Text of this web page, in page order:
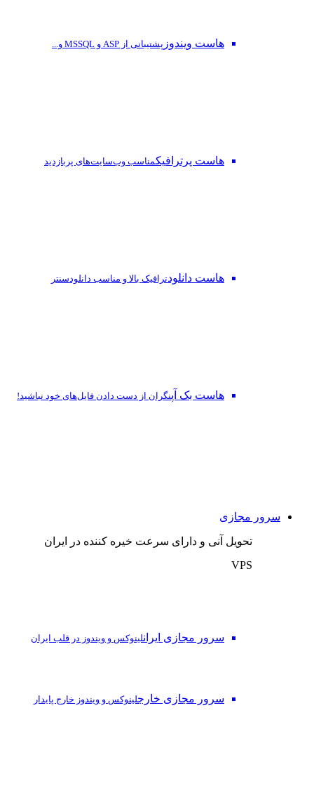
هاست ویندوز پشتیبانی از ASP و MSSQL و...
هاست پرترافیکمناسب وب‌سایت‌های پربازدید
هاست دانلودترافیک بالا و مناسب دانلودسنتر
هاست بک آپنگران از دست‌ دادن فایل‌های خود نباشید!
سرور مجازی
تحویل آنی و دارای سرعت خیره کننده در ایران
VPS
سرور مجازی ایرانلینوکس و ویندوز در قلب ایران
سرور مجازی خارجلینوکس و ویندوز خارج پایدار